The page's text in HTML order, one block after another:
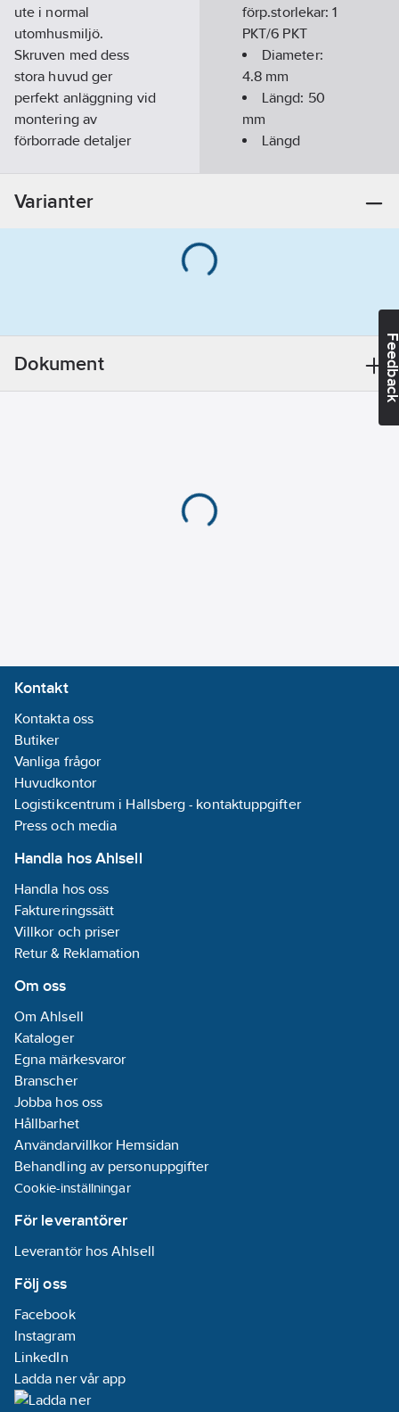
ute i normal
utomhusmiljö.
Skruven med dess
stora huvud ger
perfekt anläggning vid
montering av
förborrade detaljer
problemfri skruvning,
HiLo gängan i
lika bra i trä som stål.
Artikelnummer:
Lev. artikelnr: 70627
Ean
förp.storlekar:1
PKT/6 PKT
Diameter:
4.8 mm
Längd: 50
mm
Längd
Bitsstorlek:
C4
Varianter
Dokument
Kontakt
Kontakta oss
Butiker
Vanliga frågor
Huvudkontor
Logistikcentrum i Hallsberg - kontaktuppgifter
Press och media
Handla hos Ahlsell
Handla hos oss
Faktureringssätt
Villkor och priser
Retur & Reklamation
Om oss
Om Ahlsell
Kataloger
Egna märkesvaror
Branscher
Jobba hos oss
Hållbarhet
Användarvillkor Hemsidan
Behandling av personuppgifter
Cookie-inställningar
För leverantörer
Leverantör hos Ahlsell
Följ oss
Facebook
Instagram
LinkedIn
Ladda ner vår app